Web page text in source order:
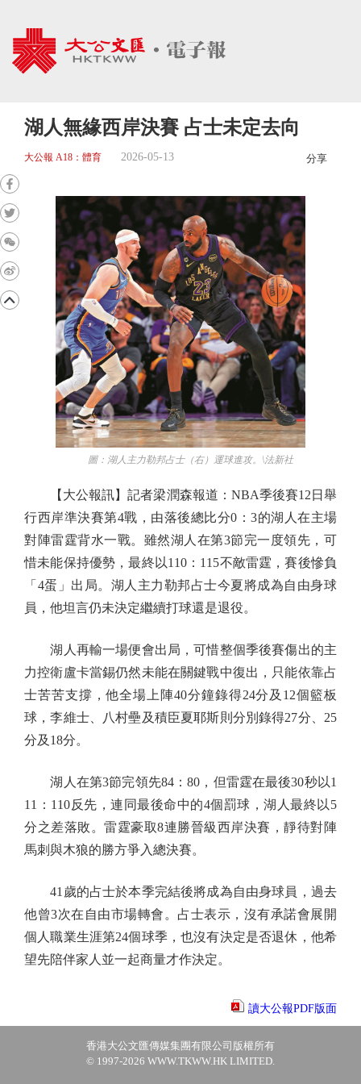
湖人無緣西岸決賽 占士未定去向
大公報 A18：體育 2026-05-13 分享
圖：湖人主力勒邦占士（右）運球進攻。\法新社
【大公報訊】記者梁潤森報道：NBA季後賽12日舉
行西岸準決賽第4戰，由落後總比分0：3的湖人在主場
對陣雷霆背水一戰。雖然湖人在第3節完一度領先，可
惜未能保持優勢，最終以110：115不敵雷霆，賽後慘負
「4蛋」出局。湖人主力勒邦占士今夏將成為自由身球
員，他坦言仍未決定繼續打球還是退役。
湖人再輸一場便會出局，可惜整個季後賽傷出的主
力控衛盧卡當錫仍然未能在關鍵戰中復出，只能依靠占
士苦苦支撐，他全場上陣40分鐘錄得24分及12個籃板
球，李維士、八村壘及積臣夏耶斯則分別錄得27分、25
分及18分。
湖人在第3節完領先84：80，但雷霆在最後30秒以1
11：110反先，連同最後命中的4個罰球，湖人最終以5
分之差落敗。雷霆豪取8連勝晉級西岸決賽，靜待對陣
馬刺與木狼的勝方爭入總決賽。
41歲的占士於本季完結後將成為自由身球員，過去
他曾3次在自由市場轉會。占士表示，沒有承諾會展開
個人職業生涯第24個球季，也沒有決定是否退休，他希
望先陪伴家人並一起商量才作決定。
讀大公報PDF版面
香港大公文匯傳媒集團有限公司版權所有
© 1997-2026 WWW.TKWW.HK LIMITED.